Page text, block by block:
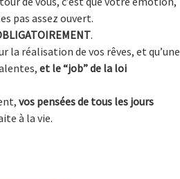
pas assez ouvert.
.
la réalisation de vos rêves, et qu’une
et le “job” de la loi
vos pensées de tous les jours
à la vie.